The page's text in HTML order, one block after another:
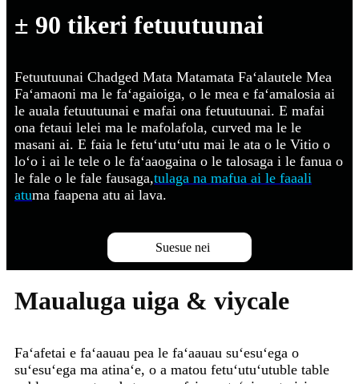
± 90 tikeri fetuutuunai
Fetuutuunai Chadged Mata Matamata Faʻalautele Mea
Faʻamaoni ma le faʻagaioiga, o le mea e faʻamalosia ai
le auala fetuutuunai e mafai ona fetuutuunai. E mafai
ona fetaui lelei ma le mafolafola, curved ma le le
masani ai. E faia le fetuʻutuʻutu mai le ata o le Vitio o
loʻo i ai le tele o le faʻaaogaina o le talosaga i le fanua o
le fale o le fale fausaga,tulaga na mafua ai le faaali
atuma faapena atu ai lava.
Suesue nei
Maualuga uiga & viycale
Faʻafetai e faʻaauau pea le faʻaauau suʻesuʻega o
suʻesuʻega ma atinaʻe, o a matou fetuʻutuʻutuble table